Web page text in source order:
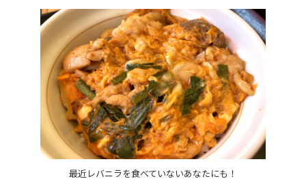
最近レバニラを食べていないあなたにも！